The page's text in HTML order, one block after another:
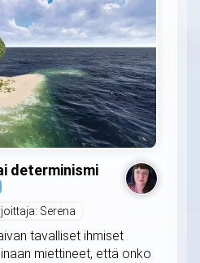
determinismi
Serena
tavalliset ihmiset
miettineet, että onko